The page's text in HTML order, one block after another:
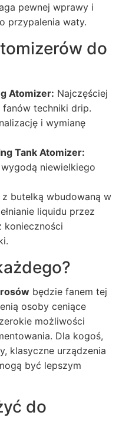
pewnej wprawy i
przypalenia waty.
do
Atomizer: Najczęściej
techniki drip.
i wymianę
Tank Atomizer:
niewielkiego
z butelką wbudowaną w
liquidu przez
konieczności
będzie fanem tej
osoby ceniące
możliwości
Dla kogoś,
klasyczne urządzenia
być lepszym
do